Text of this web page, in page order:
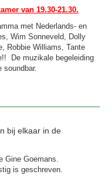
van 19.30-21.30.
met Nederlands- en
Wim Sonneveld, Dolly
Robbie Williams, Tante
De muzikale begeleiding
soundbar.
bij elkaar in de
Gine Goemans.
is geschreven.